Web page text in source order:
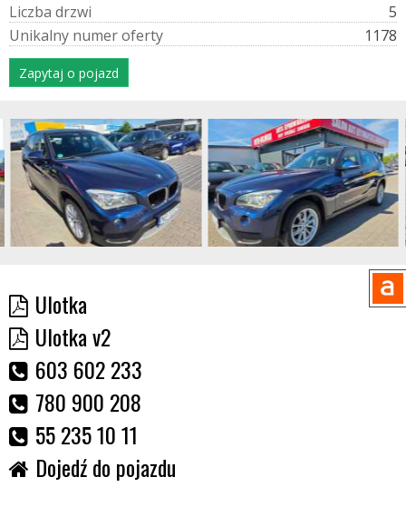
Liczba drzwi
5
Unikalny numeroferty 1178
Zapytaj o pojazd
Ulotka
Ulotka v2
603 602 233
780 900 208
55 235 10 11
Dojedź do pojazdu